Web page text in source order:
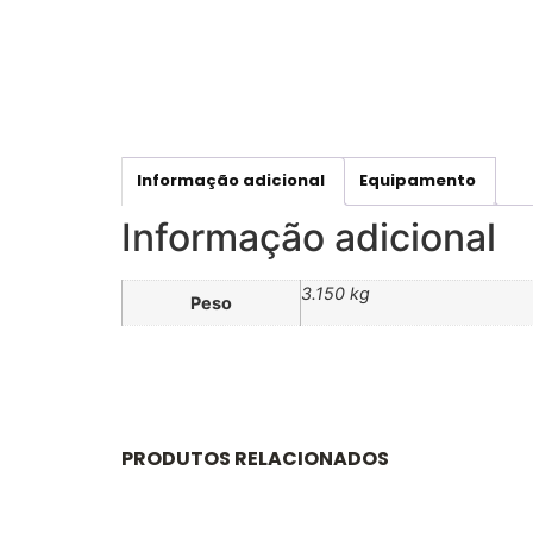
Informação adicional Equipamento
Informação adicional
Peso 3.150 kg
PRODUTOS RELACIONADOS